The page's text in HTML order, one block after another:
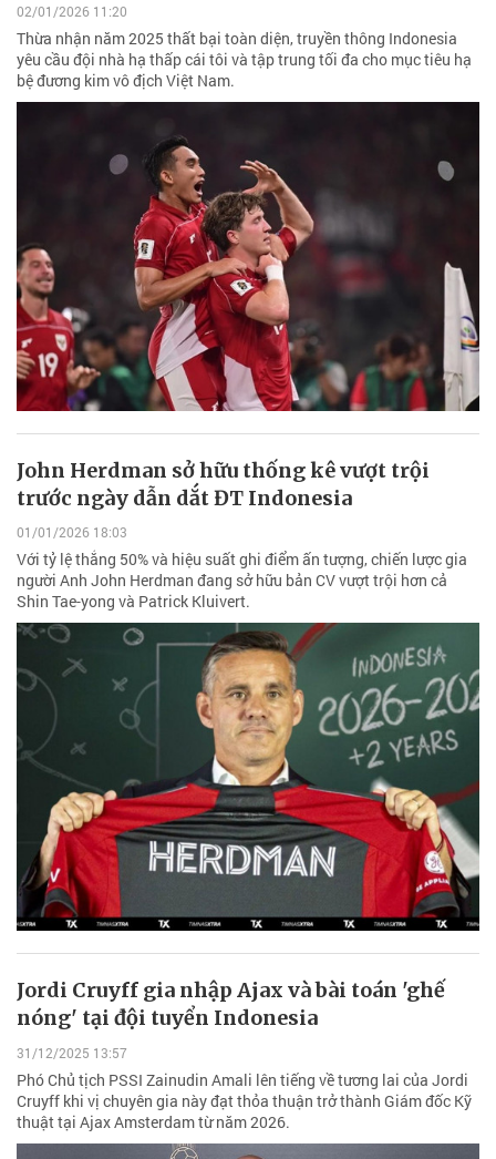
02/01/2026 11:20
Thừa nhận năm 2025 thất bại toàn diện, truyền thông Indonesia
yêu cầu đội nhà hạ thấp cái tôi và tập trung tối đa cho mục tiêu hạ
bệ đương kim vô địch Việt Nam.
John Herdman sở hữu thống kê vượt trội
trước ngày dẫn dắt ĐT Indonesia
01/01/2026 18:03
Với tỷ lệ thắng 50% và hiệu suất ghi điểm ấn tượng, chiến lược gia
người Anh John Herdman đang sở hữu bản CV vượt trội hơn cả
Shin Tae-yong và Patrick Kluivert.
Jordi Cruyff gia nhập Ajax và bài toán 'ghế
nóng' tại đội tuyển Indonesia
31/12/2025 13:57
Phó Chủ tịch PSSI Zainudin Amali lên tiếng về tương lai của Jordi
Cruyff khi vị chuyên gia này đạt thỏa thuận trở thành Giám đốc Kỹ
thuật tại Ajax Amsterdam từ năm 2026.